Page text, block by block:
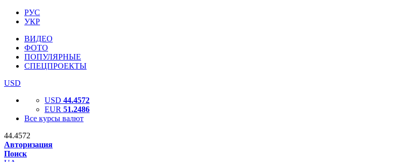
РУС
УКР
ВИДЕО
ФОТО
ПОПУЛЯРНЫЕ
СПЕЦПРОЕКТЫ
USD
USD 44.4572
EUR 51.2486
Все курсы валют
44.4572
Авторизация
Поиск